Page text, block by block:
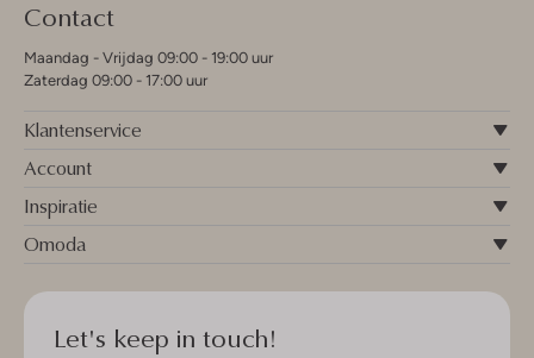
Contact
Maandag - Vrijdag 09:00 - 19:00 uur
Zaterdag 09:00 - 17:00 uur
Klantenservice
Account
Inspiratie
Omoda
Let's keep in touch!